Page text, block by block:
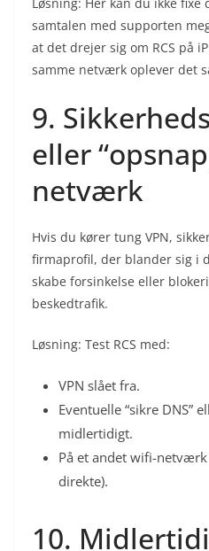
samtalen med supporten
at det drejer sig om RCS på
samme netværk oplever det
9.
eller
netværk
Hvis du kører tung VPN,
firmaprofil, der blander sig i
skabe forsinkelse eller
beskedtrafik.
Løsning: Test RCS med:
VPN slået fra.
Eventuelle “sikre DNS”
midlertidigt.
På et andet wifi-
direkte).
10.